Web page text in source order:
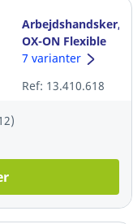
Arbejdshandsker,
OX-ON Flexible
Supreme 1600,
7 varianter
Ref: 13.410.618